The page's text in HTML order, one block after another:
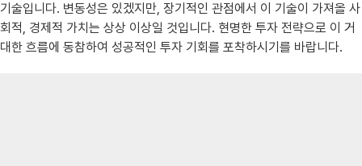
기술입니다. 변동성은 있겠지만, 장기적인 관점에서 이 기술이 가져올 사
회적, 경제적 가치는 상상 이상일 것입니다. 현명한 투자 전략으로 이 거
대한 흐름에 동참하여 성공적인 투자 기회를 포착하시기를 바랍니다.